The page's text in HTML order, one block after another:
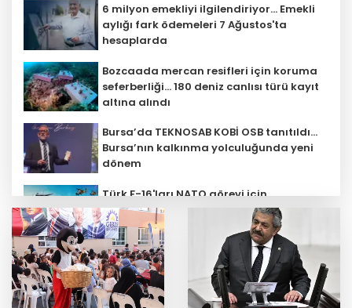
6 milyon emekliyi ilgilendiriyor... Emekli
aylığı fark ödemeleri 7 Ağustos'ta
hesaplarda
Bozcaada mercan resifleri için koruma
seferberliği... 180 deniz canlısı türü kayıt
altına alındı
Bursa’da TEKNOSAB KOBİ OSB tanıtıldı...
Bursa’nın kalkınma yolculuğunda yeni
dönem
Türk F-16'ları NATO görevi için
Estonya'da... MSB yerli savunma
sistemleriyle güçleniyor
Teröristler teslim olmaya devam
ediyor... Hudutlarda 490 kişi yakalandı